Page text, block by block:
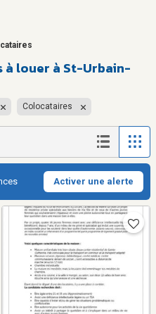
à louer à St-Urbain-
Colocataires
Activer une alerte